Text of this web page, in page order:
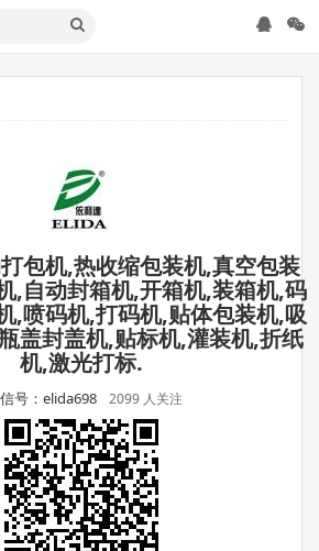
包机,热收缩包装机,真空包装
,自动封箱机,开箱机,装箱机,码
,喷码机,打码机,贴体包装机,吸
盖封盖机,贴标机,灌装机,折纸
机,激光打标.
号：elida698 2099 人关注